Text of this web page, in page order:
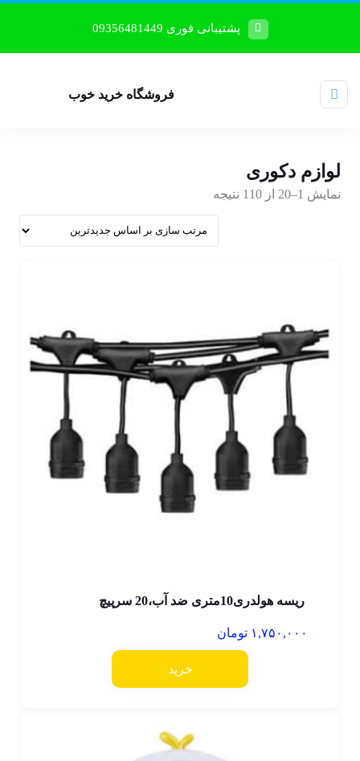
پشتیبانی فوری 09356481449
فروشگاه خرید خوب
لوازم دکوری
نمایش 1–20 از 110 نتیجه
ریسه هولدری10متری ضد آب،20 سرپیچ
۱,۷۵۰,۰۰۰ تومان
خرید